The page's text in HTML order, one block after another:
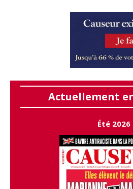
Actuellement
Été 2026